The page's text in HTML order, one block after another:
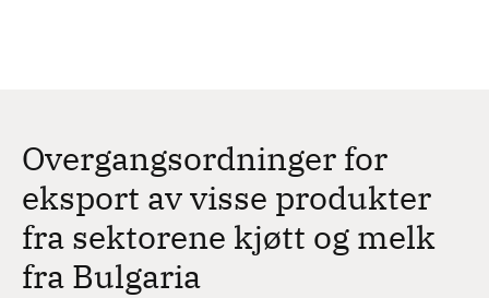
Overgangsordninger for
eksport av visse produkter
fra sektorene kjøtt og melk
fra Bulgaria